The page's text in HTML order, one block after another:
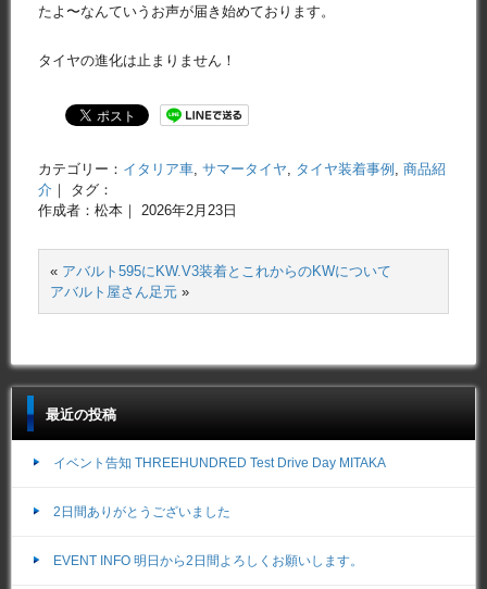
たよ〜なんていうお声が届き始めております。
タイヤの進化は止まりません！
カテゴリー： イタリア車 サマータイヤ タイヤ装着事例 商品紹
介 ｜ タグ：
作成者：松本｜ 2026年2月23日
« アバルト595にKW.V3装着とこれからのKWについて
アバルト屋さん足元 »
最近の投稿
イベント告知 THREEHUNDRED Test Drive Day MITAKA
2日間ありがとうございました
EVENT INFO 明日から2日間よろしくお願いします。